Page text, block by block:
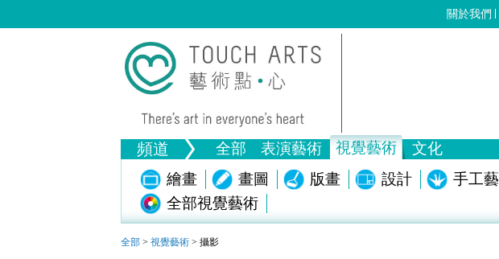
關於我們
頻道 全部 表演藝術 視覺藝術 文化
音樂 舞蹈 戲劇 歌劇/音樂劇
繪畫 畫圖 版畫 設計 手工藝
全部視覺藝術
生活
全部 > 視覺藝術 > 攝影